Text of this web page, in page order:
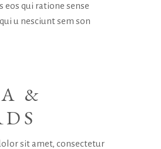
eos qui ratione sense
u nesciunt sem son
&
sit amet, consectetur